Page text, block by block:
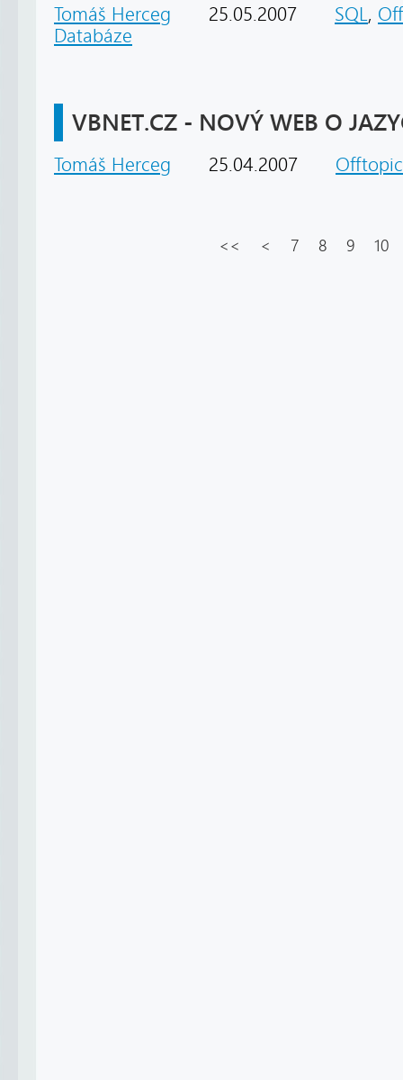
Tomáš Herceg 25.05.2007 SQL,
Databáze
VBNET.CZ - NOVÝ WEB O
Tomáš Herceg 25.04.2007 Offtopic
<< < 7 8 9 10